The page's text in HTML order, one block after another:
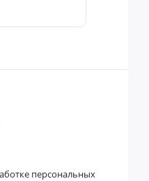
персональных